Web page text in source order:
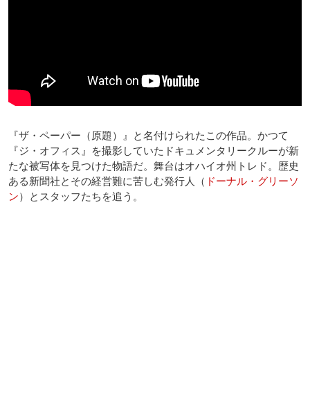
『ザ・ペーパー（原題）』と名付けられたこの作品。かつて
『ジ・オフィス』を撮影していたドキュメンタリークルーが新
たな被写体を見つけた物語だ。舞台はオハイオ州トレド。歴史
ある新聞社とその経営難に苦しむ発行人（ ドーナル・グリーソ
ン）とスタッフたちを追う。